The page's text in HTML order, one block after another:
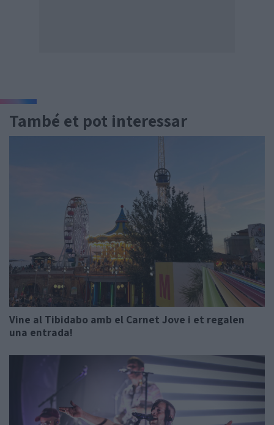
També et pot interessar
Vine al Tibidabo amb el Carnet Jove i et regalen
una entrada!